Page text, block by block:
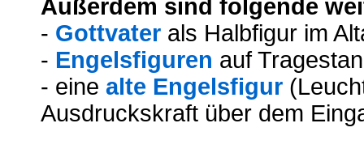
Außerdem sind folgende
- Gottvater als Halbfigur im
- Engelsfiguren auf
- eine alte Engelsfigur
Ausdruckskraft über dem